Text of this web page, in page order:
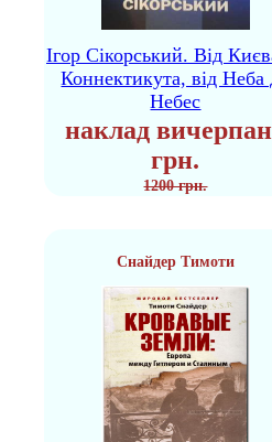
Ігор Сікорський. Від
Коннектикута, від Неба
Небес
наклад
грн.
1200 грн.
Снайдер Тимоти